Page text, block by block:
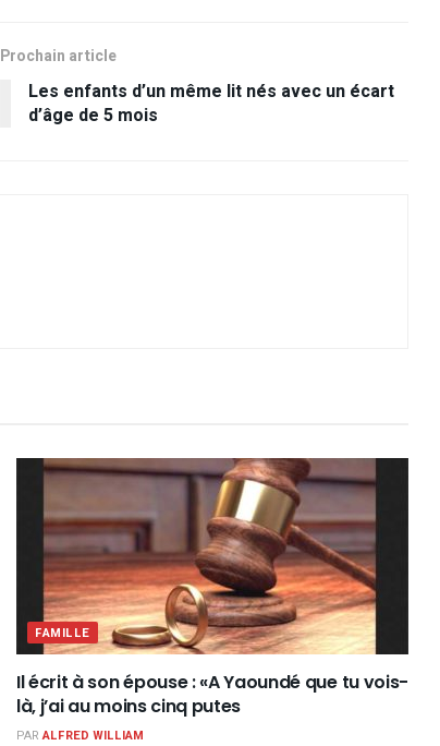
Prochain article
Les enfants d’un même lit nés avec un écart
d’âge de 5 mois
FAMILLE
Il écrit à son épouse : «A Yaoundé que tu vois-
là, j’ai au moins cinq putes
PAR ALFRED WILLIAM